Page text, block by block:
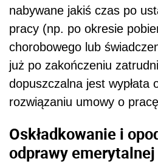
nabywane jakiś czas po
pracy (np. po okresie
chorobowego lub
już po zakończeniu
dopuszczalna jest wypłata
rozwiązaniu umowy o
Oskładkowanie i
odprawy